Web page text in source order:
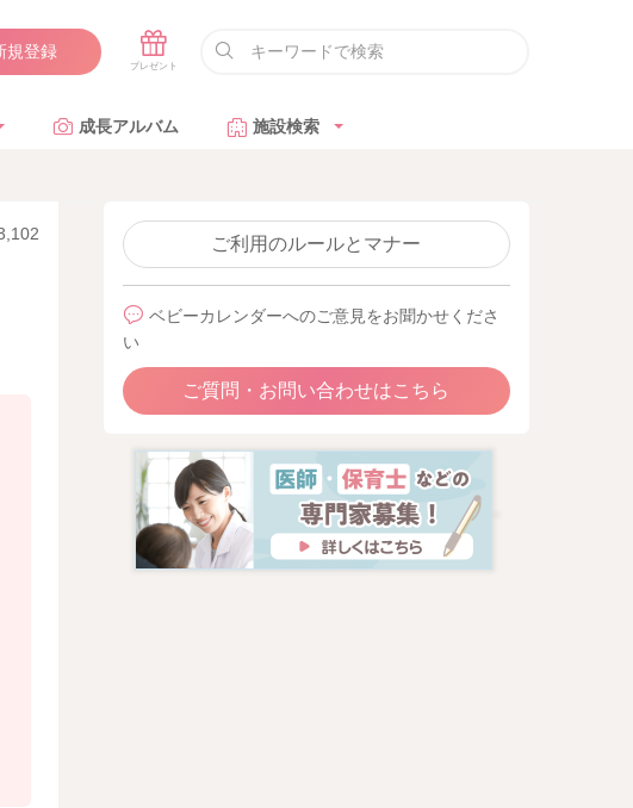
規登録
成長アルバム 施設検索
ご利用のルールとマナー
ベビーカレンダーへのご意見をお聞かせくださ
い
ご質問・お問い合わせはこちら